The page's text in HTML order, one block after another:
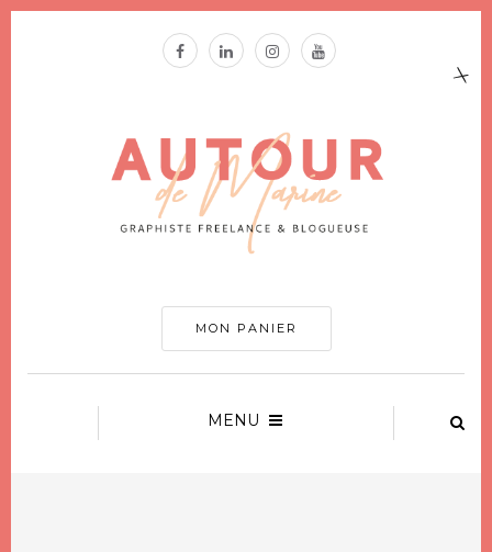
MON PANIER
MENU